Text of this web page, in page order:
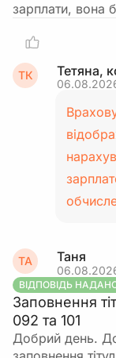
зарплати, вона
ТК Тетяна,
ТА Таня
ВІДПОВІДЬ
Заповнення
092 та 101
Добрий день.